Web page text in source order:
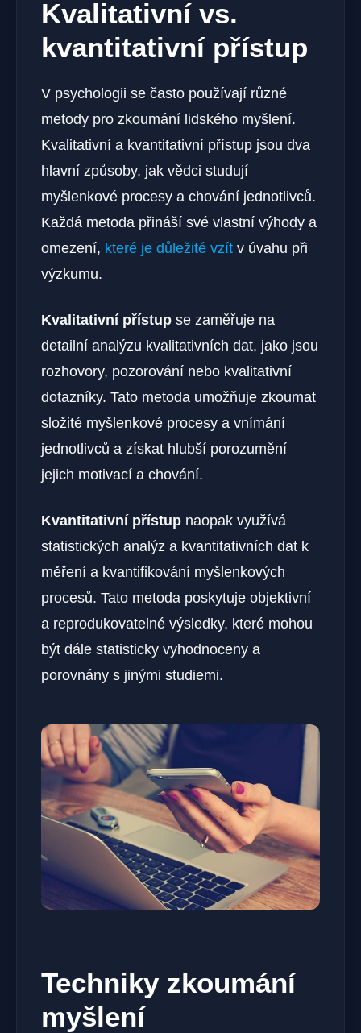
Kvalitativní vs.
kvantitativní přístup
V psychologii se často používají různé
metody pro zkoumání lidského myšlení.
Kvalitativní a kvantitativní přístup jsou dva
hlavní způsoby, jak vědci studují
myšlenkové procesy a chování jednotlivců.
Každá metoda přináší své vlastní výhody a
omezení, které je důležité vzít v úvahu při
výzkumu.
Kvalitativní přístup se zaměřuje na
detailní analýzu kvalitativních dat, jako jsou
rozhovory, pozorování nebo kvalitativní
dotazníky. Tato metoda umožňuje zkoumat
složité myšlenkové procesy a vnímání
jednotlivců a získat hlubší porozumění
jejich motivací a chování.
Kvantitativní přístup naopak využívá
statistických analýz a kvantitativních dat k
měření a kvantifikování myšlenkových
procesů. Tato metoda poskytuje objektivní
a reprodukovatelné výsledky, které mohou
být dále statisticky vyhodnoceny a
porovnány s jinými studiemi.
Techniky zkoumání
myšlení